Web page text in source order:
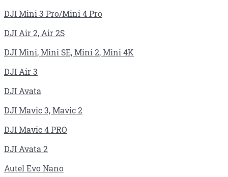
DJI Mini 3 Pro/Mini 4 Pro
DJI Air 2, Air 2S
DJI Mini, Mini SE, Mini 2, Mini 4K
DJI Air 3
DJI Avata
DJI Mavic 3, Mavic 2
DJI Mavic 4 PRO
DJI Avata 2
Autel Evo Nano